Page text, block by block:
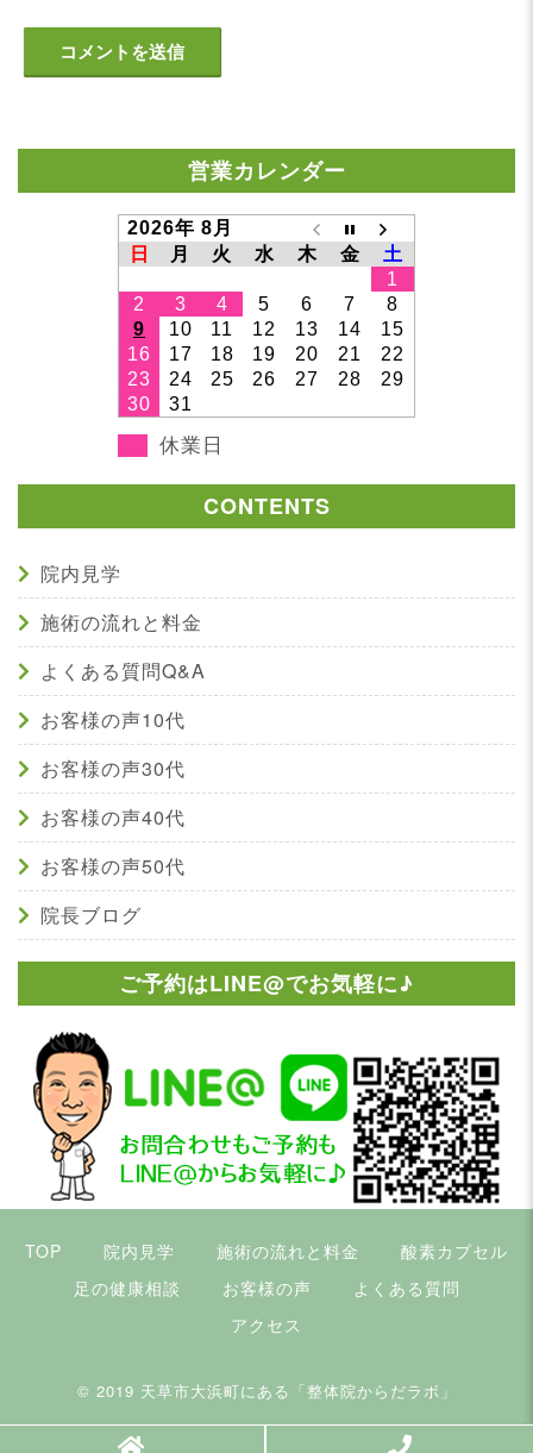
営業カレンダー
2026年 8月
日
月 火 水 木 金
土
1
2
3 4 5 6 7
8
9
10 11 12 13 14
15
16
17 18 19 20 21
22
23
24 25 26 27 28
29
30
31
休業日
CONTENTS
院内見学
施術の流れと料金
よくある質問Q&A
お客様の声10代
お客様の声30代
お客様の声40代
お客様の声50代
院長ブログ
ご予約はLINE@でお気軽に♪
TOP 院内見学 施術の流れと料金
酸素カプセル
足の健康相談
お客様の声
よくある質問
アクセス
© 2019 天草市大浜町にある「整体院からだラボ」